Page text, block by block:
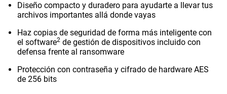
Diseño compacto y duradero para ayudarte a llevar tus
archivos importantes allá donde vayas
Haz copias de seguridad de forma más inteligente con
el software2 de gestión de dispositivos incluido con
defensa frente al ransomware
Protección con contraseña y cifrado de hardware AES
de 256 bits